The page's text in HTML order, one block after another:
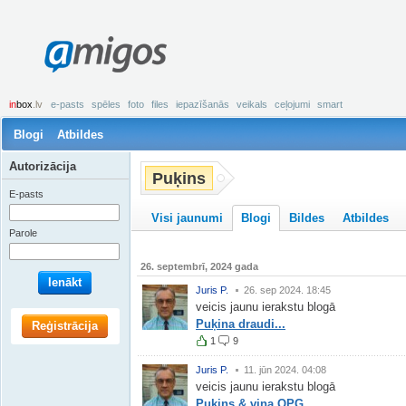
amigos
inbox .lv e-pasts spēles foto files iepazīšanās veikals ceļojumi smart
Blogi Atbildes
Puķins
Visi jaunumi Blogi Bildes Atbildes
26. septembrī, 2024 gada
Juris P. 26. sep 2024. 18:45
veicis jaunu ierakstu blogā
Puķina draudi...
1 9
Juris P. 11. jūn 2024. 04:08
veicis jaunu ierakstu blogā
Autorizācija
E-pasts
Parole
Ienākt
Reģistrācija